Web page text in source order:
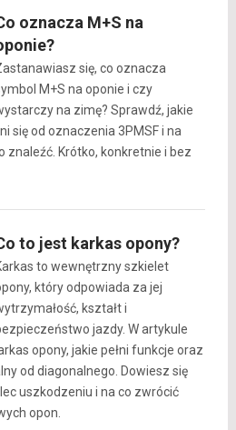
oznacza M+S na
się, co oznacza
M+S na oponie i czy
na zimę? Sprawdź, jakie
się od oznaczenia 3PMSF i na
znaleźć. Krótko, konkretnie i bez
to jest karkas opony?
to wewnętrzny szkielet
który odpowiada za jej
kształt i
jazdy. W artykule
opony, jakie pełni funkcje oraz
od diagonalnego. Dowiesz się
uszkodzeniu i na co zwrócić
opon.